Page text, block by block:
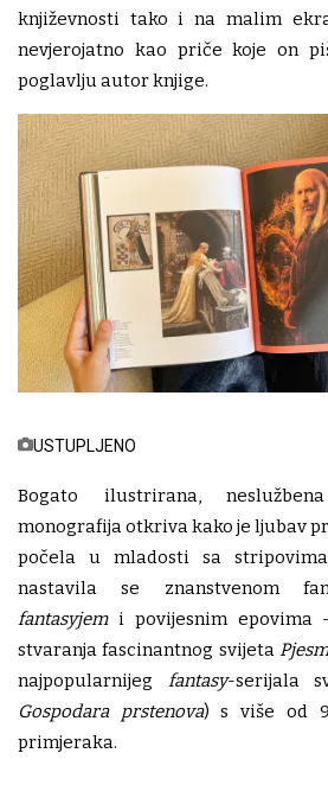
književnosti tako i na malim
nevjerojatno kao priče koje on
poglavlju autor knjige.
USTUPLJENO
Bogato ilustrirana,
monografija otkriva kako je ljubav
počela u mladosti sa
nastavila se znanstvenom
fantasyjemi povijesnim epovima
stvaranja fascinantnog svijeta
najpopularnijeg fantasy-serijala
Gospodara prstenova) s više od
primjeraka.